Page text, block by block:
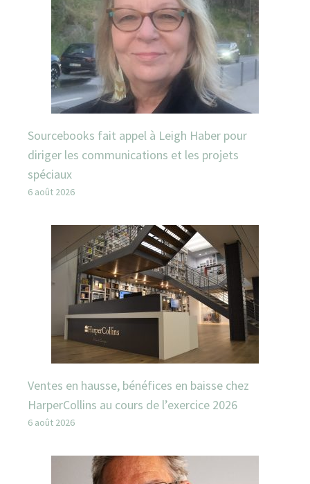
Sourcebooks fait appel à Leigh Haber pour
diriger les communications et les projets
spéciaux
6 août 2026
Ventes en hausse, bénéfices en baisse chez
HarperCollins au cours de l’exercice 2026
6 août 2026